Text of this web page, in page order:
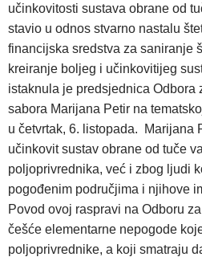
učinkovitosti sustava obrane od
stavio u odnos stvarno nastalu
financijska sredstva za saniranje
kreiranje boljeg i učinkovitijeg
istaknula je predsjednica Odbora
sabora Marijana Petir na
u četvrtak, 6. listopada. Marijana
učinkovit sustav obrane od tuče
poljoprivrednika, već i zbog ljudi
pogođenim područjima i njihove
Povod ovoj raspravi na Odboru
češće elementarne nepogode
poljoprivrednike, a koji smatraju